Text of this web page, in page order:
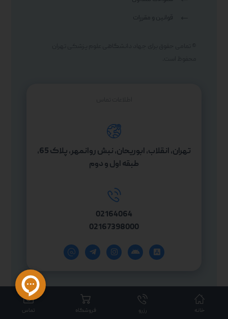
قوانین و مقررات
اطلاعات تماس
تهران، انقلاب، ابوریحان، نبش روانمهر، پلاک 65،
طبقه اول و دوم
02164064
02167398000
خانه رزرو فروشگاه تماس